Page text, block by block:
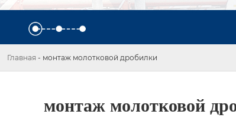
Главная - монтаж молотковой дробилки
монтаж молотковой